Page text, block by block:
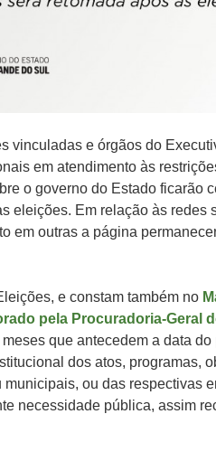
vinculadas e órgãos do
em atendimento às
o governo do Estado ficarão
eleições. Em relação às redes
em outras a página
e constam também no
pela Procuradoria-Geral
que antecedem a data
dos atos, programas,
ou das respectivas
necessidade pública, assim